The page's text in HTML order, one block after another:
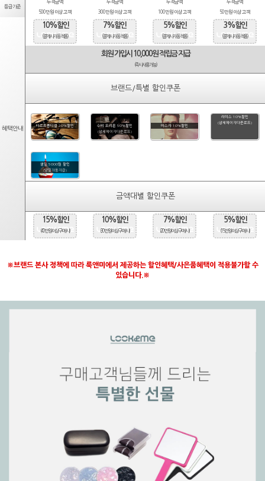
등급기준
누적금액
500만원 이상 고객
누적금액
300만원 이상 고객
누적금액
100만원 이상 고객
누적금액
50만원 이상 고객
혜택안내
10%할인
(결제시 자동적용)
7%할인
(결제시 자동적용)
5%할인
(결제시 자동적용)
3%할인
(결제시 자동적용)
회원 가입시 10,000원 적립금 지급
(즉시사용가능)
브랜드/특별 할인쿠폰
타르트옵티컬 20%할인
수비 오리온 50%할인
(상세페이지다운로드)
마스카 10%할인
라피스 10%할인
(상세페이지다운로드)
생일 5000원 할인
(당일자동지급)
금액대별 할인쿠폰
15%할인
(40만원 이상 구매시)
10%할인
(30만원 이상 구매시)
7%할인
(20만원 이상 구매시)
5%할인
(15만원 이상 구매시)
※브랜드 본사 정책에 따라 룩앤미에서 제공하는 할인혜택/사은품혜택이 적용불가할 수
있습니다.※